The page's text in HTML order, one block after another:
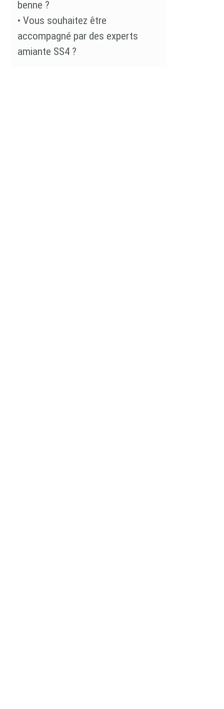
benne ?
• Vous souhaitez être
accompagné par des experts
amiante SS4 ?